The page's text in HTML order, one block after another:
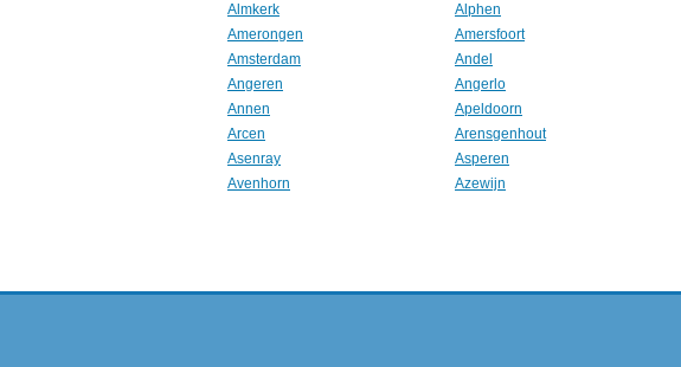
Almkerk
Alphen
Amerongen
Amersfoort
Amsterdam
Andel
Angeren
Angerlo
Annen
Apeldoorn
Arcen
Arensgenhout
Asenray
Asperen
Avenhorn
Azewijn